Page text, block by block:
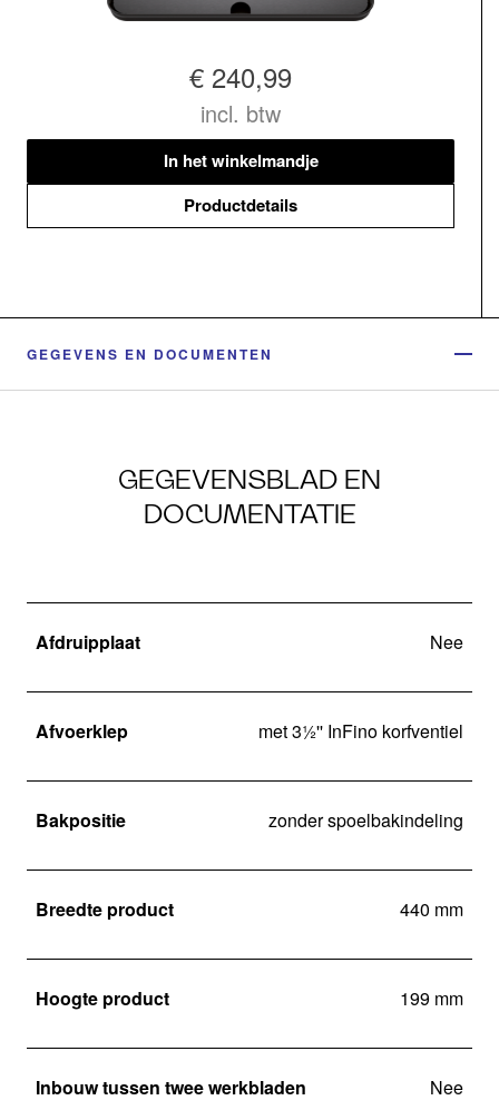
€ 240,99
incl. btw
In het winkelmandje
Productdetails
GEGEVENS EN DOCUMENTEN
GEGEVENSBLAD EN
DOCUMENTATIE
Afdruipplaat Nee
Afvoerklep met 3½'' InFino korfventiel
Bakpositie zonder spoelbakindeling
Breedte product 440 mm
Hoogte product 199 mm
Inbouw tussen twee werkbladen Nee